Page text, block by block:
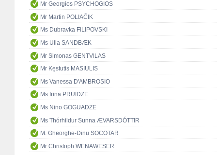
Mr Georgios PSYCHOGIOS
Mr Martin POLIAČIK
Ms Dubravka FILIPOVSKI
Ms Ulla SANDBÆK
Mr Simonas GENTVILAS
Mr Kęstutis MASIULIS
Ms Vanessa D'AMBROSIO
Ms Irina PRUIDZE
Ms Nino GOGUADZE
Ms Thórhildur Sunna ÆVARSDÓTTIR
M. Gheorghe-Dinu SOCOTAR
Mr Christoph WENAWESER